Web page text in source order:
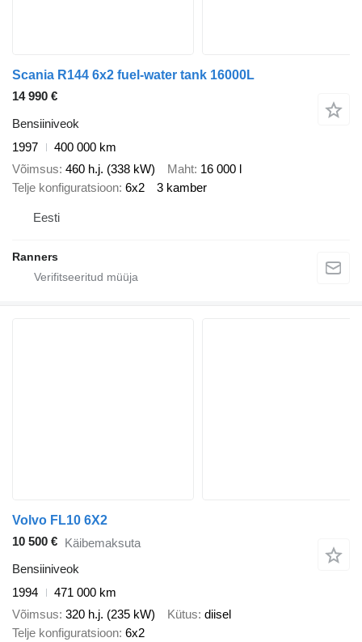
Scania R144 6x2 fuel-water tank 16000L
14 990 €
Bensiiniveok
1997
400 000 km
Võimsus 460 h.j. (338 kW) Maht 16 000 l
Telje konfiguratsioon 6x2 3 kamber
Eesti
Ranners
Volvo FL10 6X2
10 500 € Käibemaksuta
Bensiiniveok
1994
471 000 km
Võimsus 320 h.j. (235 kW) Kütus diisel
Telje konfiguratsioon 6x2